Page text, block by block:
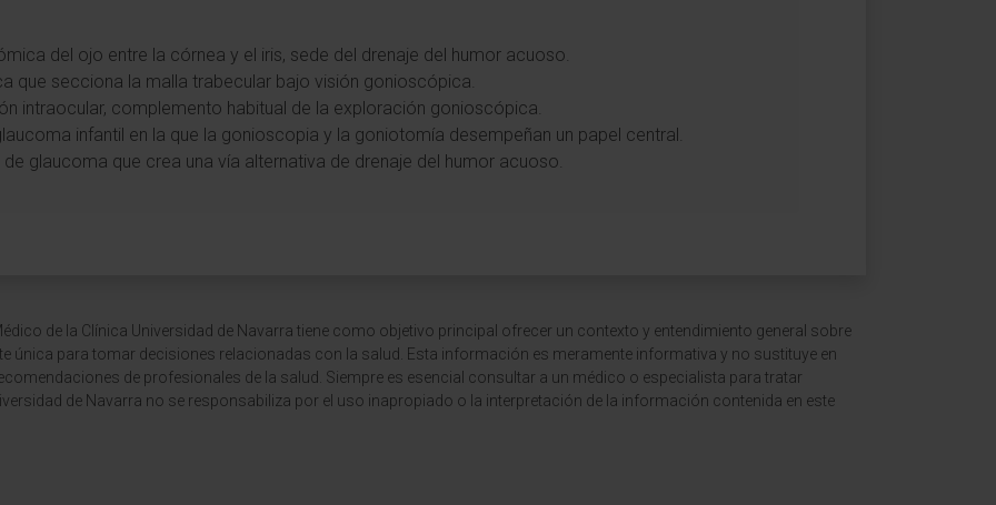
del ojo entre la córnea y el iris, sede del drenaje del humor acuoso.
que secciona la malla trabecular bajo visión gonioscópica.
intraocular, complemento habitual de la exploración gonioscópica.
infantil en la que la gonioscopia y la goniotomía desempeñan un papel central.
de glaucoma que crea una vía alternativa de drenaje del humor acuoso.
de la Clínica Universidad de Navarra tiene como objetivo principal ofrecer un contexto y entendimiento general sobre
única para tomar decisiones relacionadas con la salud. Esta información es meramente informativa y no sustituye en
de profesionales de la salud. Siempre es esencial consultar a un médico o especialista para tratar
de Navarra no se responsabiliza por el uso inapropiado o la interpretación de la información contenida en este